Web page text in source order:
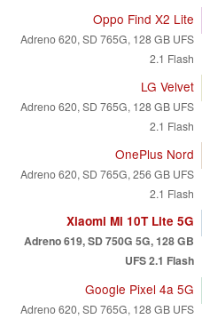
Oppo Find X2 Lite
Adreno 620, SD 765G, 128 GB UFS
2.1 Flash
LG Velvet
Adreno 620, SD 765G, 128 GB UFS
2.1 Flash
OnePlus Nord
Adreno 620, SD 765G, 256 GB UFS
2.1 Flash
Xiaomi Mi 10T Lite 5G
Adreno 619, SD 750G 5G, 128 GB
UFS 2.1 Flash
Google Pixel 4a 5G
Adreno 620, SD 765G, 128 GB UFS